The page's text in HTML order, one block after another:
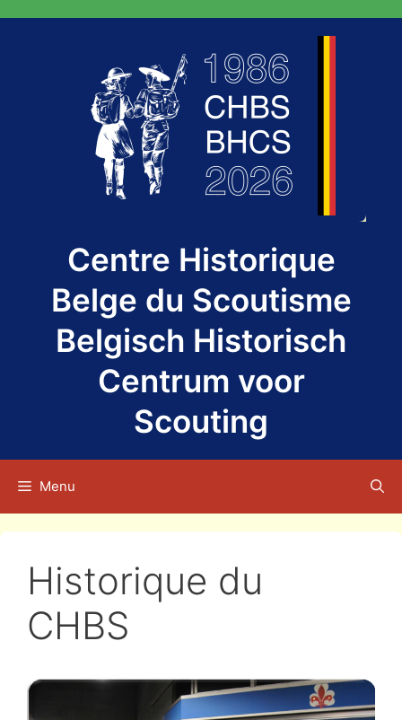
Centre Historique
Belge du Scoutisme
Belgisch Historisch
Centrum voor
Scouting
Menu
Historique du
CHBS